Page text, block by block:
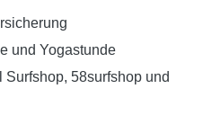
und Yogastunde
58surfshop und